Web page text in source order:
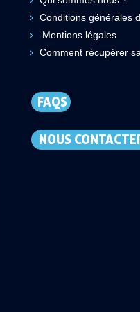
Conditions générales
Mentions légales
Comment récupérer
FAQS
NOUS